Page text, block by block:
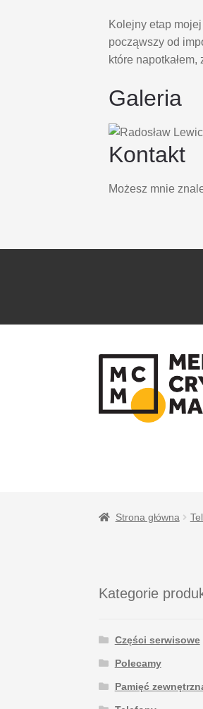
Kolejny etap
począwszy od
które
Galeria
Kontakt
Możesz mnie
PRZEJDŹ
DO
NAWIGACJI
PRZEJDŹ
DO
TREŚCI
Strona główna
Kategorie
Części serwisowe
Polecamy
Pamięć